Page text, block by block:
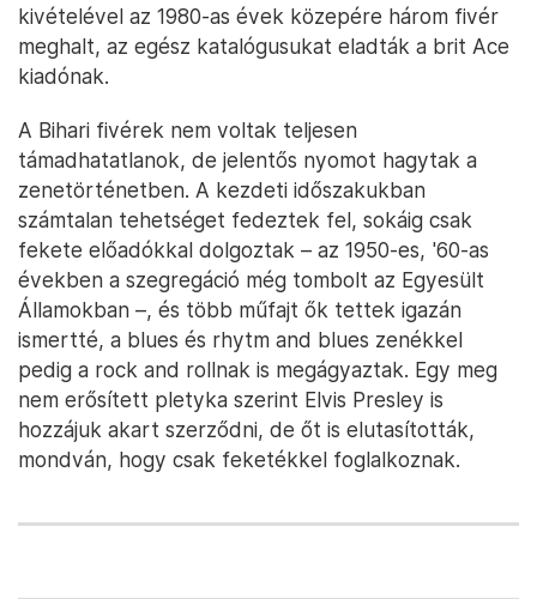
kivételével az 1980-as évek közepére három fivér
meghalt, az egész katalógusukat eladták a brit Ace
kiadónak.
A Bihari fivérek nem voltak teljesen
támadhatatlanok, de jelentős nyomot hagytak a
zenetörténetben. A kezdeti időszakukban
számtalan tehetséget fedeztek fel, sokáig csak
fekete előadókkal dolgoztak – az 1950-es, '60-as
években a szegregáció még tombolt az Egyesült
Államokban –, és több műfajt ők tettek igazán
ismertté, a blues és rhytm and blues zenékkel
pedig a rock and rollnak is megágyaztak. Egy meg
nem erősített pletyka szerint Elvis Presley is
hozzájuk akart szerződni, de őt is elutasították,
mondván, hogy csak feketékkel foglalkoznak.